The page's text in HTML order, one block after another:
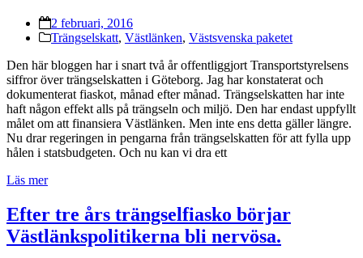
2 februari, 2016
Trängselskatt, Västlänken, Västsvenska paketet
Den här bloggen har i snart två år offentliggjort Transportstyrelsens
siffror över trängselskatten i Göteborg. Jag har konstaterat och
dokumenterat fiaskot, månad efter månad. Trängselskatten har inte
haft någon effekt alls på trängseln och miljö. Den har endast uppfyllt
målet om att finansiera Västlänken. Men inte ens detta gäller längre.
Nu drar regeringen in pengarna från trängselskatten för att fylla upp
hålen i statsbudgeten. Och nu kan vi dra ett
Läs mer
Efter tre års trängselfiasko börjar
Västlänkspolitikerna bli nervösa.